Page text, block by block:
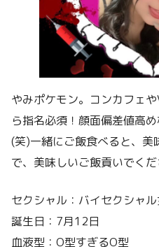
やみポケモン。コンカフェ
ら指名必須！顔面偏差値高
(笑)一緒にご飯食べると、美
で、美味しいご飯貢いでく
セクシャル：バイセクシャ
誕生日：7月12日
血液型：O型すぎるO型